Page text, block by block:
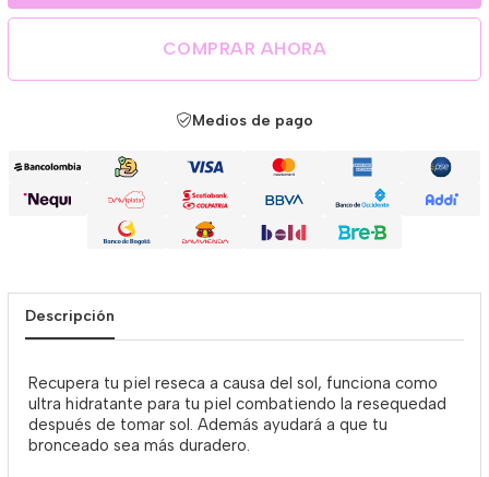
COMPRAR AHORA
Medios de pago
Descripción
Recupera tu piel reseca a causa del sol, funciona como
ultra hidratante para tu piel combatiendo la resequedad
después de tomar sol. Además ayudará a que tu
bronceado sea más duradero.